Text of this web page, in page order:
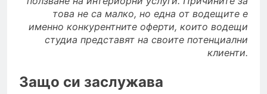
това не са малко, но една от водещите е
именно конкурентните оферти, които водещи
студиа представят на своите потенциални
клиенти.
Защо си заслужава